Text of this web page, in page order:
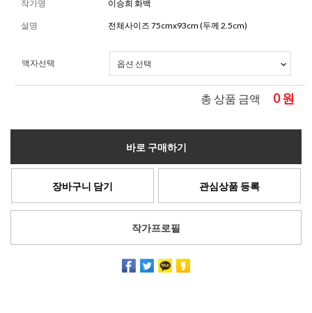
작가명 이승희 화백
설명 전체사이즈 75cmx93cm (두께 2.5cm)
액자선택
총 상품 금액 0원
바로 구매하기
장바구니 담기 관심상품 등록
작가프로필